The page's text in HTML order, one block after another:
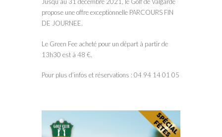
Jusqu’au 31 décembre 2021, le Golf de Valgarde
propose une offre exceptionnelle PARCOURS FIN
DE JOURNEE.
Le Green Fee acheté pour un départ à partir de
13h30 est à 48 €.
Pour plus d’infos et réservations : 04 94 14 01 05